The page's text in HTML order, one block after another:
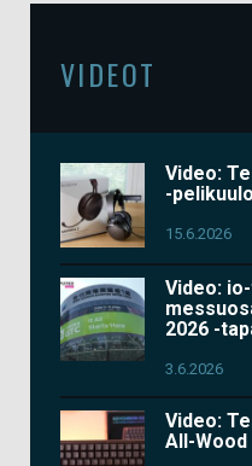
VIDEOT
Video:
-
15.6.2026
Video:
2026 -
3.6.2026
Video:
All-Wood